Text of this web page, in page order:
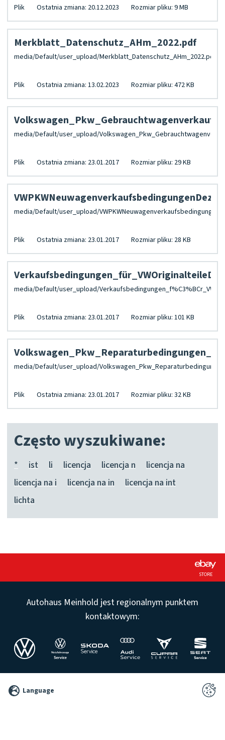
Plik Ostatnia zmiana: 20.12.2023 Rozmiar pliku: 9 MB
Merkblatt_Datenschutz_AHm_2022.pdf
Plik Ostatnia zmiana: 13.02.2023 Rozmiar pliku: 472 KB
Plik Ostatnia zmiana: 23.01.2017 Rozmiar pliku: 29 KB
Plik Ostatnia zmiana: 23.01.2017 Rozmiar pliku: 28 KB
Plik Ostatnia zmiana: 23.01.2017 Rozmiar pliku: 101 KB
Plik Ostatnia zmiana: 23.01.2017 Rozmiar pliku: 32 KB
Często wyszukiwane:
* ist li licencja licencja n
licencja na
licencja na i
licencja na in
licencja na int
lichta
STORE
Autohaus Meinhold jest regionalnym punktem
kontaktowym:
2026 Language